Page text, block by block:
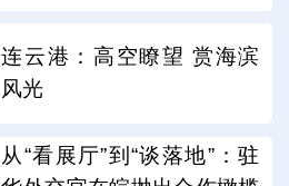
连云港：高空瞭望 赏海滨
风光
从“看展厅”到“谈落地”：驻